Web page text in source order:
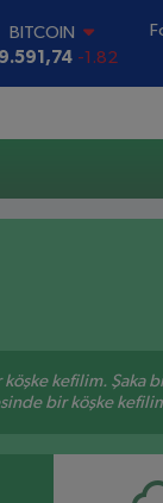
BITCOIN
-1.82
kefilim. Şaka
bir köşke